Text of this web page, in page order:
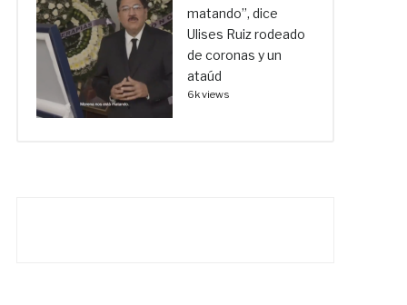
matando”, dice
Ulises Ruiz rodeado
de coronas y un
ataúd
6k views